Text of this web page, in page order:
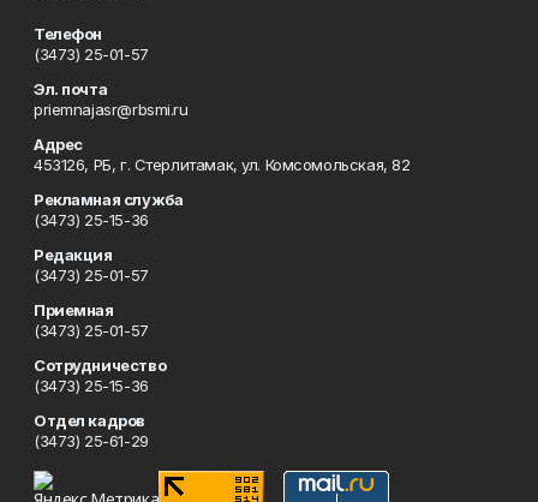
Телефон
(3473) 25-01-57
Эл. почта
priemnajasr@rbsmi.ru
Адрес
453126, РБ, г. Стерлитамак, ул. Комсомольская, 82
Рекламная служба
(3473) 25-15-36
Редакция
(3473) 25-01-57
Приемная
(3473) 25-01-57
Сотрудничество
(3473) 25-15-36
Отдел кадров
(3473) 25-61-29